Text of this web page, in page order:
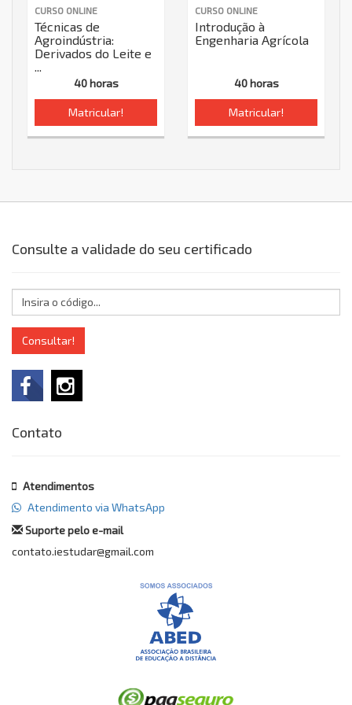
CURSO ONLINE
Técnicas de
Agroindústria:
Derivados do Leite e
40 horas
Matricular!
CURSO ONLINE
Introdução à
Engenharia Agrícola
40 horas
Matricular!
Consulte a validade do seu certificado
Consultar!
Contato
Atendimentos
Atendimento via WhatsApp
Suporte pelo e-mail
contato.iestudar@gmail.com